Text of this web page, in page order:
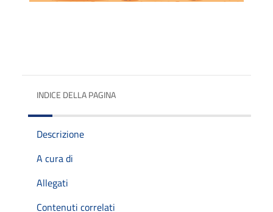
INDICE DELLA PAGINA
Descrizione
A cura di
Allegati
Contenuti correlati